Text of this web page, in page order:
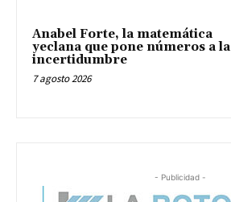
Anabel Forte, la matemática
yeclana que pone números a la
incertidumbre
7 agosto 2026
- Publicidad -